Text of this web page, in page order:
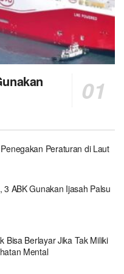
Peraturan di Laut
ABK Gunakan Ijasah Palsu
Bisa Berlayar Jika Tak Miliki
Mental